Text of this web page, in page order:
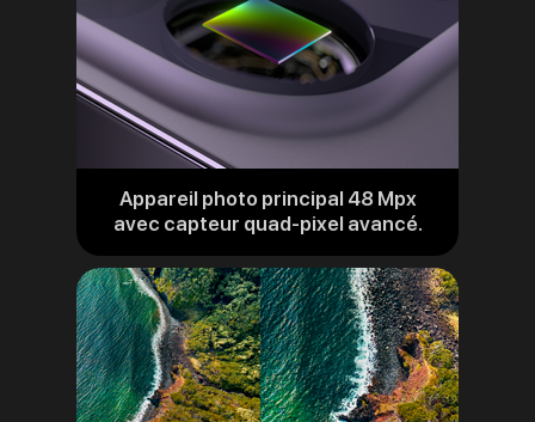
Appareil photo principal 48 Mpx
avec capteur quad-pixel avancé.